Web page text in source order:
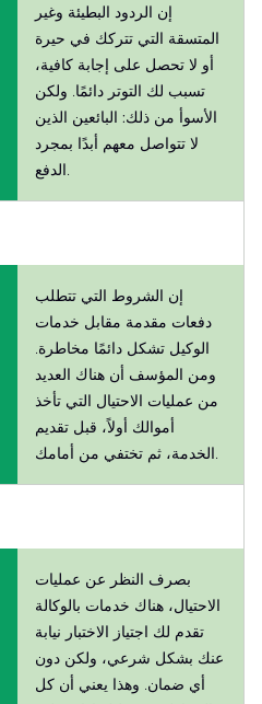
إن الردود البطيئة وغير
المتسقة التي تتركك في حيرة
أو لا تحصل على إجابة كافية،
تسبب لك التوتر دائمًا. ولكن
الأسوأ من ذلك: البائعين الذين
لا تتواصل معهم أبدًا بمجرد
إن الشروط التي تتطلب
دفعات مقدمة مقابل خدمات
الوكيل تشكل دائمًا مخاطرة.
ومن المؤسف أن هناك العديد
من عمليات الاحتيال التي تأخذ
أموالك أولاً، قبل تقديم
بصرف النظر عن عمليات
الاحتيال، هناك خدمات بالوكالة
تقدم لك اجتياز الاختبار نيابة
عنك بشكل شرعي، ولكن دون
أي ضمان. وهذا يعني أن كل